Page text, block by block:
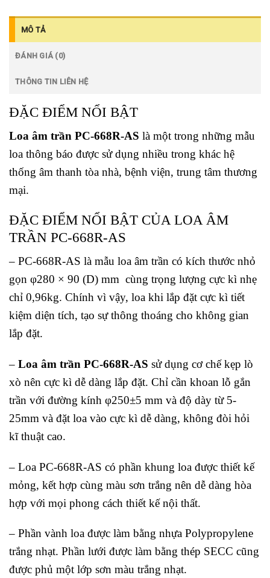
MÔ TẢ
ĐÁNH GIÁ (0)
THÔNG TIN LIÊN HỆ
ĐẶC ĐIỂM NỔI BẬT
Loa âm trần PC-668R-AS là một trong những mẫu
loa thông báo được sử dụng nhiều trong khác hệ
thống âm thanh tòa nhà, bệnh viện, trung tâm thương
mại.
ĐẶC ĐIỂM NỔI BẬT CỦA LOA ÂM
TRẦN PC-668R-AS
– PC-668R-AS là mẫu loa âm trần có kích thước nhỏ
gọn φ280 × 90 (D) mm cùng trọng lượng cực kì nhẹ
chỉ 0,96kg. Chính vì vậy, loa khi lắp đặt cực kì tiết
kiệm diện tích, tạo sự thông thoáng cho không gian
lắp đặt.
– Loa âm trần PC-668R-AS sử dụng cơ chế kẹp lò
xò nên cực kì dễ dàng lắp đặt. Chỉ cần khoan lỗ gắn
trần với đường kính φ250±5 mm và độ dày từ 5-
25mm và đặt loa vào cực kì dễ dàng, không đòi hỏi
kĩ thuật cao.
– Loa PC-668R-AS có phần khung loa được thiết kế
mỏng, kết hợp cùng màu sơn trắng nên dễ dàng hòa
hợp với mọi phong cách thiết kế nội thất.
– Phần vành loa được làm bằng nhựa Polypropylene
trắng nhạt. Phần lưới được làm bằng thép SECC cũng
được phủ một lớp sơn màu trắng nhạt.